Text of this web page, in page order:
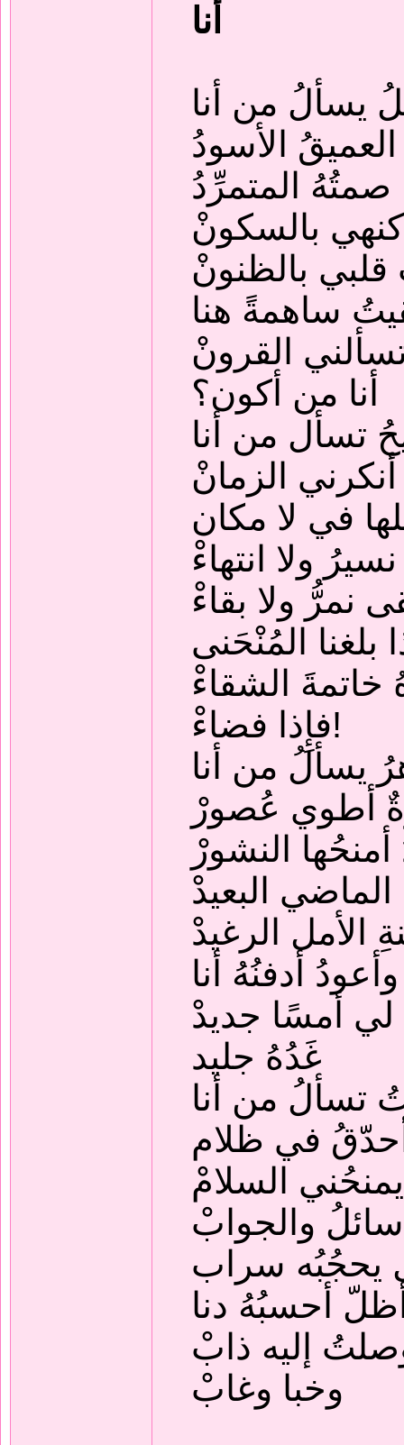
أنا
يسألُ من أنا
الأسودُ
صمتُهُ المتمرِّدُ
بالسكونْ
بالظنونْ
ساهمةً هنا
القرونْ
أنا من أكون؟
تسأل من أنا
أنكرني الزمانْ
في لا مكان
ولا انتهاءْ
نمرُّ ولا بقاءْ
بلغنا المُنْحَنى
خاتمةَ الشقاءْ
فإِذا فضاءْ!
يسألُ من أنا
أطوي عُصورْ
النشورْ
الماضي البعيدْ
الأمل الرغيدْ
وأعودُ أدفنُهُ أنا
أمسًا جديدْ
غَدُهُ جليد
تسألُ من أنا
أحدّقُ في ظلام
السلامْ
والجوابْ
سراب
أحسبُهُ دنا
إليه ذابْ
وخبا وغابْ